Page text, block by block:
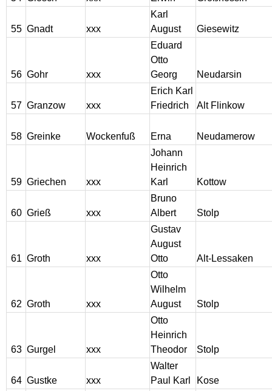
55 Gnadt xxx
Karl
August
Giesewitz
56 Gohr xxx
Eduard
Otto
Georg
Neudarsin
57 Granzow xxx
Erich Karl
Friedrich
Alt Flinkow
58 Greinke Wockenfuß Erna Neudamerow
59 Griechen xxx
Johann
Heinrich
Karl
Kottow
60 Grieß xxx
Bruno
Albert
Stolp
61 Groth xxx
Gustav
August
Otto
Alt-Lessaken
62 Groth xxx
Otto
Wilhelm
August
Stolp
63 Gurgel xxx
Otto
Heinrich
Theodor
Stolp
64 Gustke xxx
Walter
Paul Karl
Kose